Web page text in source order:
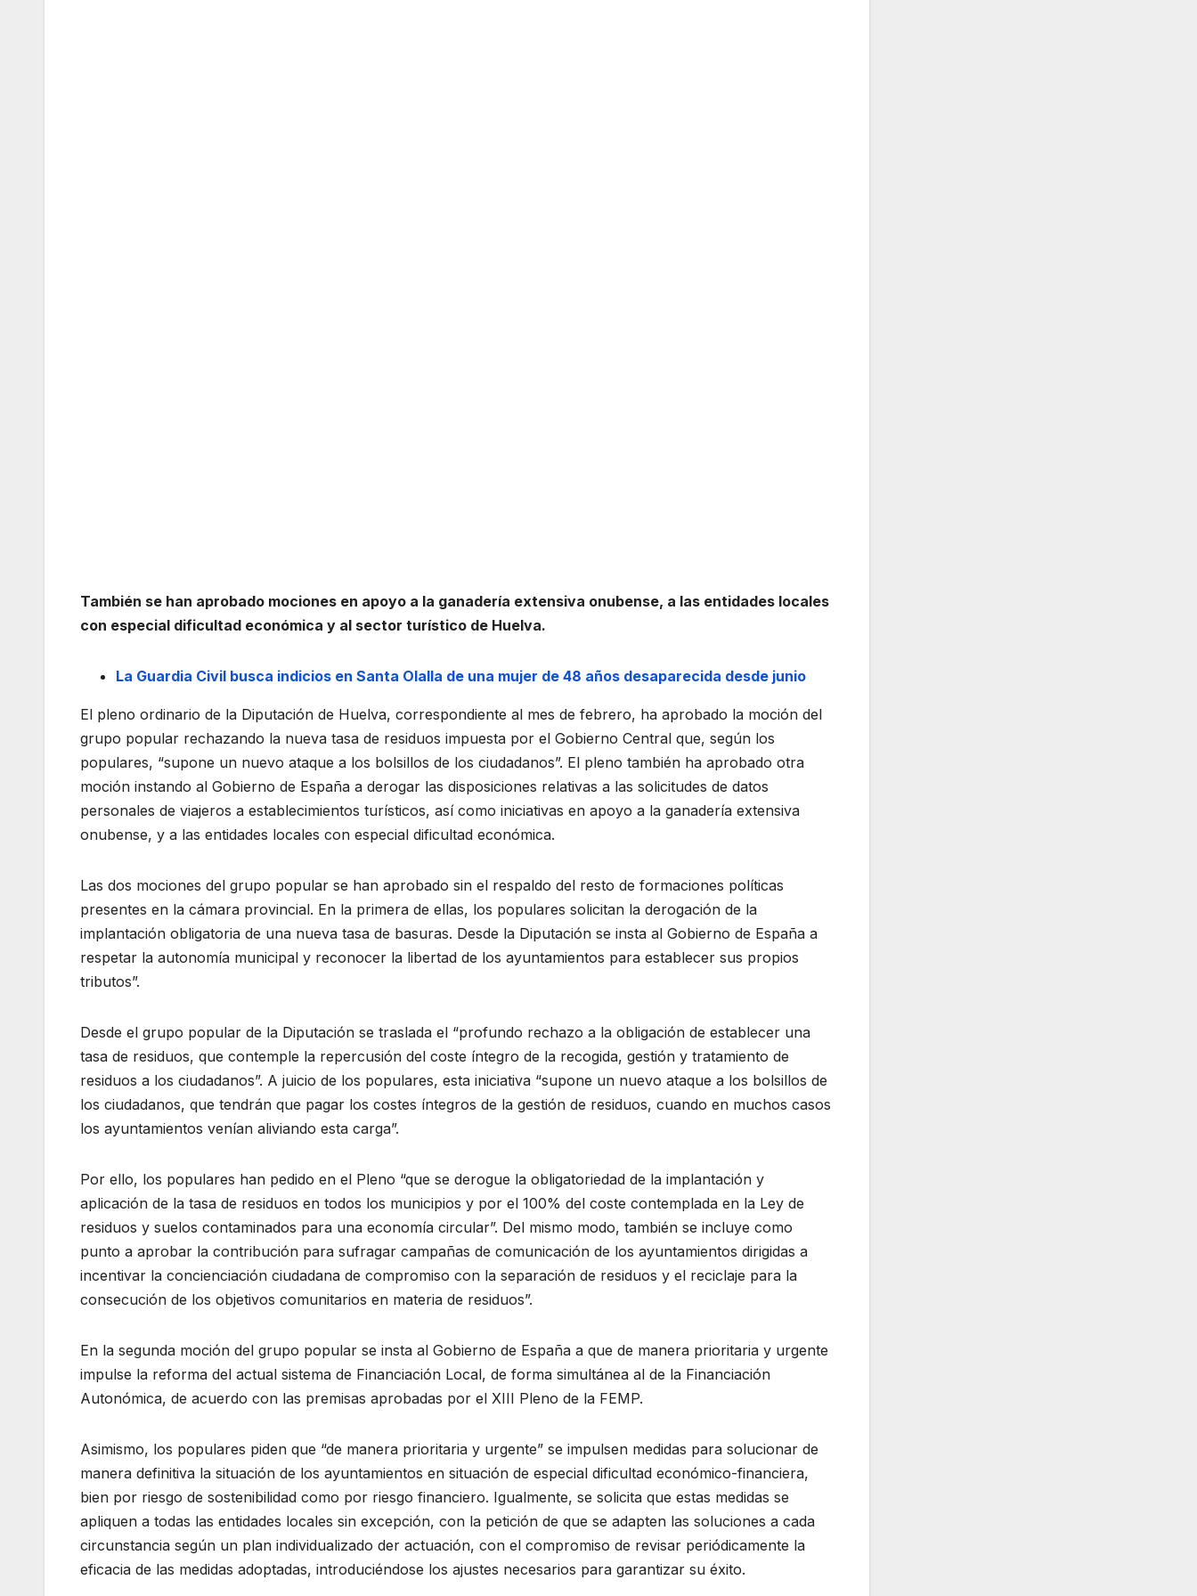
También se han aprobado mociones en apoyo a la ganadería extensiva onubense, a las entidades locales
con especial dificultad económica y al sector turístico de Huelva.
La Guardia Civil busca indicios en Santa Olalla de una mujer de 48 años desaparecida desde junio
El pleno ordinario de la Diputación de Huelva, correspondiente al mes de febrero, ha aprobado la moción del
grupo popular rechazando la nueva tasa de residuos impuesta por el Gobierno Central que, según los
populares, “supone un nuevo ataque a los bolsillos de los ciudadanos”. El pleno también ha aprobado otra
moción instando al Gobierno de España a derogar las disposiciones relativas a las solicitudes de datos
personales de viajeros a establecimientos turísticos, así como iniciativas en apoyo a la ganadería extensiva
onubense, y a las entidades locales con especial dificultad económica.
Las dos mociones del grupo popular se han aprobado sin el respaldo del resto de formaciones políticas
presentes en la cámara provincial. En la primera de ellas, los populares solicitan la derogación de la
implantación obligatoria de una nueva tasa de basuras. Desde la Diputación se insta al Gobierno de España a
respetar la autonomía municipal y reconocer la libertad de los ayuntamientos para establecer sus propios
tributos”.
Desde el grupo popular de la Diputación se traslada el “profundo rechazo a la obligación de establecer una
tasa de residuos, que contemple la repercusión del coste íntegro de la recogida, gestión y tratamiento de
residuos a los ciudadanos”. A juicio de los populares, esta iniciativa “supone un nuevo ataque a los bolsillos de
los ciudadanos, que tendrán que pagar los costes íntegros de la gestión de residuos, cuando en muchos casos
los ayuntamientos venían aliviando esta carga”.
Por ello, los populares han pedido en el Pleno “que se derogue la obligatoriedad de la implantación y
aplicación de la tasa de residuos en todos los municipios y por el 100% del coste contemplada en la Ley de
residuos y suelos contaminados para una economía circular”. Del mismo modo, también se incluye como
punto a aprobar la contribución para sufragar campañas de comunicación de los ayuntamientos dirigidas a
incentivar la concienciación ciudadana de compromiso con la separación de residuos y el reciclaje para la
consecución de los objetivos comunitarios en materia de residuos”.
En la segunda moción del grupo popular se insta al Gobierno de España a que de manera prioritaria y urgente
impulse la reforma del actual sistema de Financiación Local, de forma simultánea al de la Financiación
Autonómica, de acuerdo con las premisas aprobadas por el XIII Pleno de la FEMP.
Asimismo, los populares piden que “de manera prioritaria y urgente” se impulsen medidas para solucionar de
manera definitiva la situación de los ayuntamientos en situación de especial dificultad económico-financiera,
bien por riesgo de sostenibilidad como por riesgo financiero. Igualmente, se solicita que estas medidas se
apliquen a todas las entidades locales sin excepción, con la petición de que se adapten las soluciones a cada
circunstancia según un plan individualizado der actuación, con el compromiso de revisar periódicamente la
eficacia de las medidas adoptadas, introduciéndose los ajustes necesarios para garantizar su éxito.